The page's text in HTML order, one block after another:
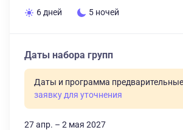
6 дней 5 ночей
Даты набора групп
Даты и программа
заявку для уточнения
27 апр. – 2 мая 2027